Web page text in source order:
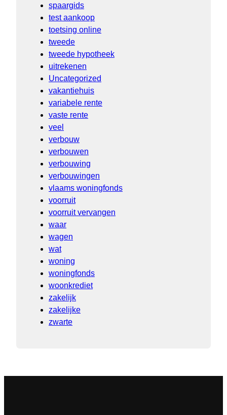
spaargids
test aankoop
toetsing online
tweede
tweede hypotheek
uitrekenen
Uncategorized
vakantiehuis
variabele rente
vaste rente
veel
verbouw
verbouwen
verbouwing
verbouwingen
vlaams woningfonds
voorruit
voorruit vervangen
waar
wagen
wat
woning
woningfonds
woonkrediet
zakelijk
zakelijke
zwarte